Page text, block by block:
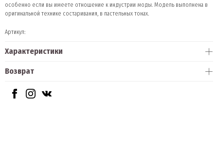
особенно если вы имеете отношение к индустрии моды. Модель выполнена в
оригинальной технике состаривания, в пастельных тонах.
Артикул:
Характеристики
Возврат